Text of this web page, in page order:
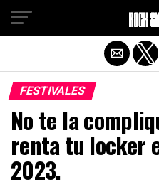
FESTIVALES
No te la
renta tu locker
2023.
Salir de la